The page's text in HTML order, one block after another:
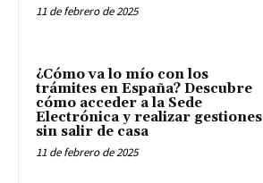
11 de febrero de 2025
¿Cómo va lo mío con los
trámites en España? Descubre
cómo acceder a la Sede
Electrónica y realizar gestiones
sin salir de casa
11 de febrero de 2025